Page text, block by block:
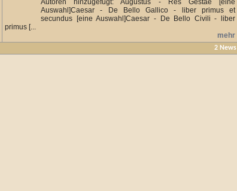
Autoren hinzugefügt: Augustus - Res Gestae [eine
Auswahl]Caesar - De Bello Gallico - liber primus et
secundus [eine Auswahl]Caesar - De Bello Civili - liber
primus [...
mehr
2 News